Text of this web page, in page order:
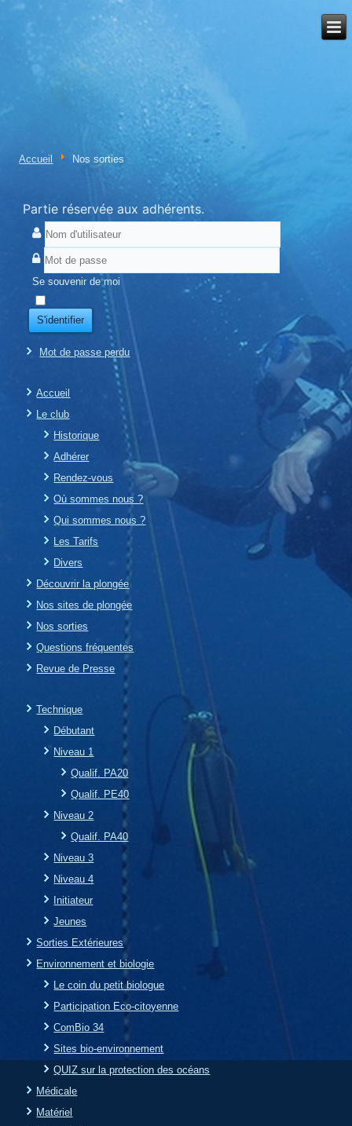
Accueil Nos sorties
Partie réservée aux adhérents.
Se souvenir de moi
S'identifier
Mot de passe perdu
Accueil
Le club
Historique
Adhérer
Rendez-vous
Où sommes nous ?
Qui sommes nous ?
Les Tarifs
Divers
Découvrir la plongée
Nos sites de plongée
Nos sorties
Questions fréquentes
Revue de Presse
Technique
Débutant
Niveau 1
Qualif. PA20
Qualif. PE40
Niveau 2
Qualif. PA40
Niveau 3
Niveau 4
Initiateur
Jeunes
Sorties Extérieures
Environnement et biologie
Le coin du petit biologue
Participation Eco-citoyenne
ComBio 34
Sites bio-environnement
QUIZ sur la protection des océans
Médicale
Matériel